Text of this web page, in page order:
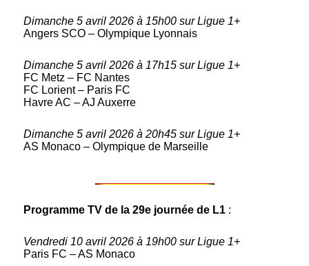
Dimanche 5 avril 2026 à 15h00 sur Ligue 1+
Angers SCO – Olympique Lyonnais
Dimanche 5 avril 2026 à 17h15 sur Ligue 1+
FC Metz – FC Nantes
FC Lorient – Paris FC
Havre AC – AJ Auxerre
Dimanche 5 avril 2026 à 20h45 sur Ligue 1+
AS Monaco – Olympique de Marseille
Programme TV de la 29e journée de L1 :
Vendredi 10 avril 2026 à 19h00 sur Ligue 1+
Paris FC – AS Monaco